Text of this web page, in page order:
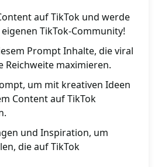
auf TikTok und werde
TikTok-Community!
Prompt Inhalte, die viral
Reichweite maximieren.
um mit kreativen Ideen
Content auf TikTok
und Inspiration, um
die auf TikTok